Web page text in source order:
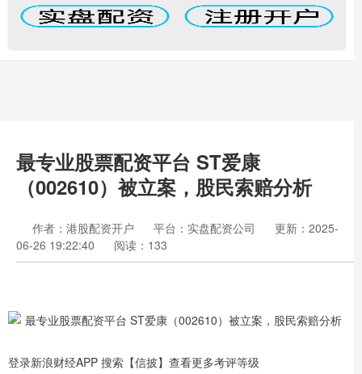
最专业股票配资平台 ST爱康
（002610）被立案，股民索赔分析
作者：港股配资开户 平台：实盘配资公司
更新：2025-
06-26 19:22:40
阅读：133
登录新浪财经APP 搜索【信披】查看更多考评等级